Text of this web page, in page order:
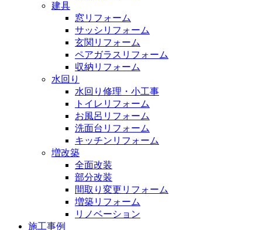
建具
窓リフォーム
サッシリフォーム
玄関リフォーム
ペアガラスリフォーム
収納リフォーム
水回り
水回り修理・小工事
トイレリフォーム
お風呂リフォーム
洗面台リフォーム
キッチンリフォーム
増改築
全面改装
部分改装
間取り変更リフォーム
増築リフォーム
リノベーション
施工事例